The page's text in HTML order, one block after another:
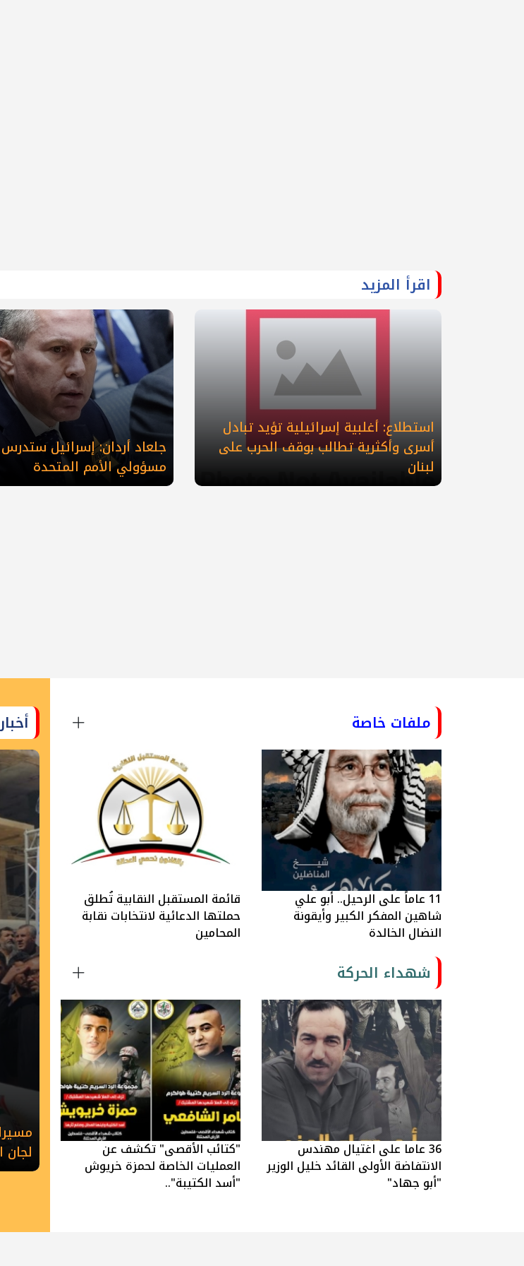
اقرأ المزيد
استطلاع: أغلبية إسرائيلية تؤيد تبادل
أسرى وأكثرية تطالب بوقف الحرب على
لبنان
جلعاد أردان: إسرائيل
مسؤولي الأمم المتحدة
ملفات خاصة
11 عاماً على الرحيل.. أبو علي
شاهين المفكر الكبير وأيقونة
النضال الخالدة
قائمة المستقبل النقابية تُطلق
حملتها الدعائية لانتخابات نقابة
المحامين
شهداء الحركة
36 عاما على اغتيال مهندس
الانتفاضة الأولى القائد خليل الوزير
"أبو جهاد"
"كتائب الأقصى" تكشف عن
العمليات الخاصة لحمزة خريوش
"أسد الكتيبة"..
لجان